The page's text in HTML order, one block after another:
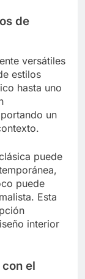
de
versátiles
estilos
hasta uno
un
puede
puede
Esta
interior
el